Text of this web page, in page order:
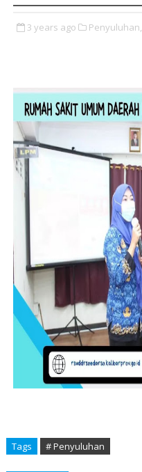
3 years ago Penyuluhan,
Tags # Penyuluhan